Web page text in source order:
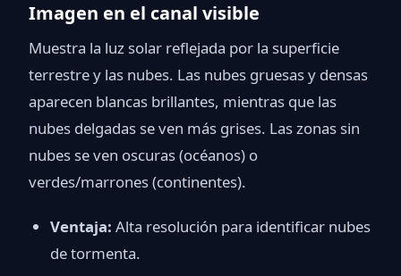
Imagen en el canal visible
Muestra la luz solar reflejada por la superficie
terrestre y las nubes. Las nubes gruesas y densas
aparecen blancas brillantes, mientras que las
nubes delgadas se ven más grises. Las zonas sin
nubes se ven oscuras (océanos) o
verdes/marrones (continentes).
Ventaja: Alta resolución para identificar nubes
de tormenta.